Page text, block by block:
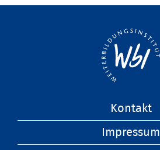
Kontakt
Impressum